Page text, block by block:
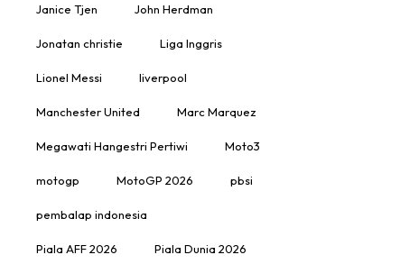
Janice Tjen John Herdman
Jonatan christie Liga Inggris
Lionel Messi liverpool
Manchester United Marc Marquez
Megawati Hangestri Pertiwi Moto3
motogp MotoGP 2026 pbsi
pembalap indonesia
Piala AFF 2026 Piala Dunia 2026